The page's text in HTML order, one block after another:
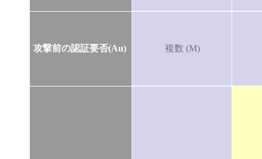
攻撃前の認証要否(Au) 複数 (M)